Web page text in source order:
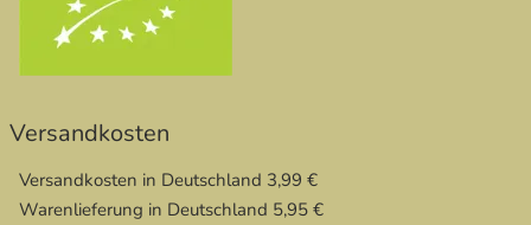
Versandkosten
Versandkosten in Deutschland 3,99 €
Warenlieferung in Deutschland 5,95 €